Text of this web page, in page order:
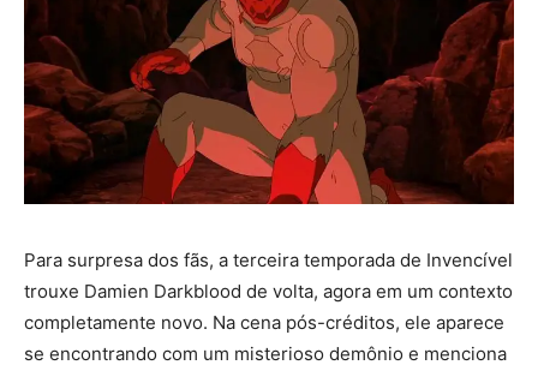
Para surpresa dos fãs, a terceira temporada de Invencível
trouxe Damien Darkblood de volta, agora em um contexto
completamente novo. Na cena pós-créditos, ele aparece
se encontrando com um misterioso demônio e menciona